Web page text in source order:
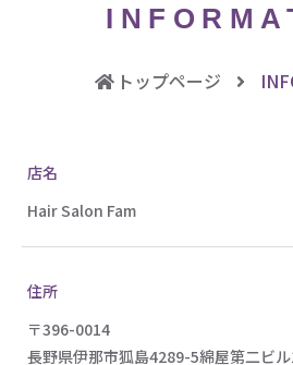
トップページ
店名
Hair Salon Fam
住所
〒396-0014
長野県伊那市狐島4289-5綿屋第二ビ